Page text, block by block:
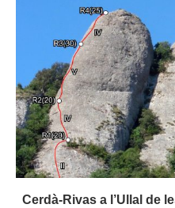
Cerdà-Rivas a l’Ullal de